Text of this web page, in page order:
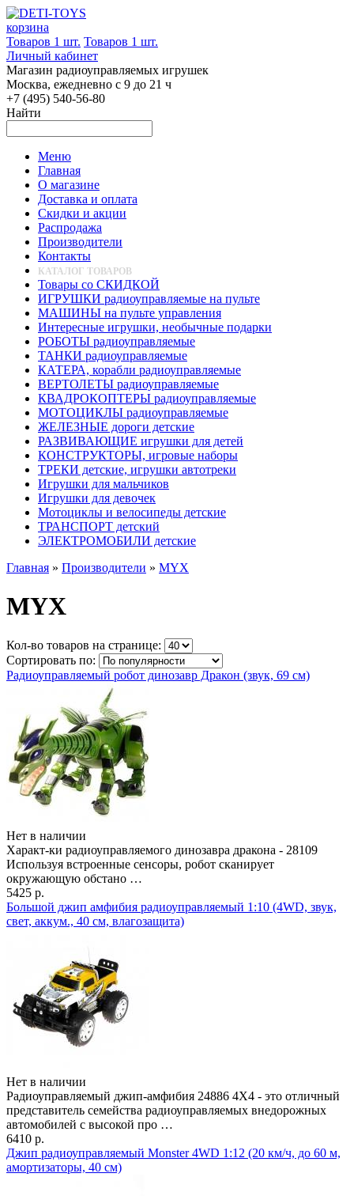
корзина
Товаров 1 шт. Товаров 1 шт.
Личный кабинет
Магазин радиоуправляемых игрушек
Москва, ежедневно с 9 до 21 ч
+7 (495) 540-56-80
Найти
Меню
Главная
О магазине
Доставка и оплата
Скидки и акции
Распродажа
Производители
Контакты
КАТАЛОГ ТОВАРОВ
Товары со СКИДКОЙ
ИГРУШКИ радиоуправляемые на пульте
МАШИНЫ на пульте управления
Интересные игрушки, необычные подарки
РОБОТЫ радиоуправляемые
ТАНКИ радиоуправляемые
КАТЕРА, корабли радиоуправляемые
ВЕРТОЛЕТЫ радиоуправляемые
КВАДРОКОПТЕРЫ радиоуправляемые
МОТОЦИКЛЫ радиоуправляемые
ЖЕЛЕЗНЫЕ дороги детские
РАЗВИВАЮЩИЕ игрушки для детей
КОНСТРУКТОРЫ, игровые наборы
ТРЕКИ детские, игрушки автотреки
Игрушки для мальчиков
Игрушки для девочек
Мотоциклы и велосипеды детские
ТРАНСПОРТ детский
ЭЛЕКТРОМОБИЛИ детские
Главная » Производители » MYX
MYX
Кол-во товаров на странице:
Сортировать по:
Радиоуправляемый робот динозавр Дракон (звук, 69 см)
Нет в наличии
Характ-ки радиоуправляемого динозавра дракона - 28109
Используя встроенные сенсоры, робот сканирует
окружающую обстано …
5425 р.
Большой джип амфибия радиоуправляемый 1:10 (4WD, звук,
свет, аккум., 40 см, влагозащита)
Нет в наличии
Радиоуправляемый джип-амфибия 24886 4Х4 - это отличный
представитель семейства радиоуправляемых внедорожных
автомобилей с высокой про …
6410 р.
Джип радиоуправляемый Monster 4WD 1:12 (20 км/ч, до 60 м,
амортизаторы, 40 см)